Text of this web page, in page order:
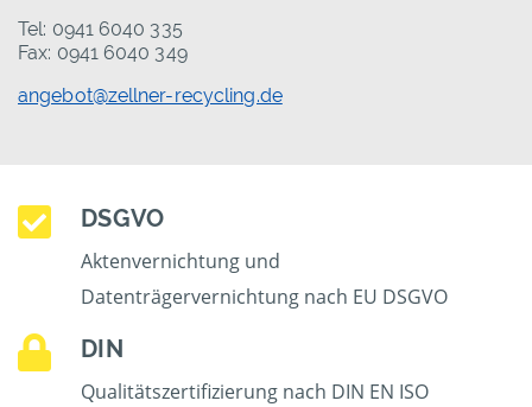
Tel: 0941 6040 335
Fax: 0941 6040 349
angebot@zellner-recycling.de
DSGVO
Aktenvernichtung und
Datenträgervernichtung nach EU DSGVO
DIN
Qualitätszertifizierung nach DIN EN ISO